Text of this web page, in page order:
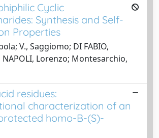
Cyclic
Synthesis and Self-
Properties
V., Saggiomo; DI FABIO,
NAPOLI, Lorenzo; Montesarchio,
residues:
characterization of an
homo-B-(S)-